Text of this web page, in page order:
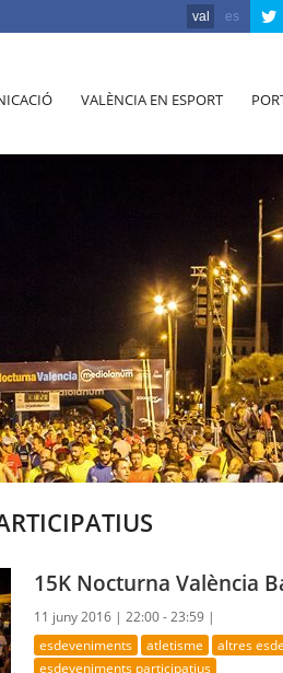
val es
VALÈNCIA EN ESPORT
15K Nocturna València
11 juny 2016 |22:00 - 23:59 |
esdeveniments atletisme altres
esdeveniments participatius